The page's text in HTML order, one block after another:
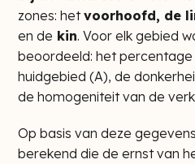
zones: hetvoorhoofd, de
en de kin. Voor elk gebied
beoordeeld: het
huidgebied (A), de
de homogeniteit van de
Op basis van deze
berekend die de ernst van